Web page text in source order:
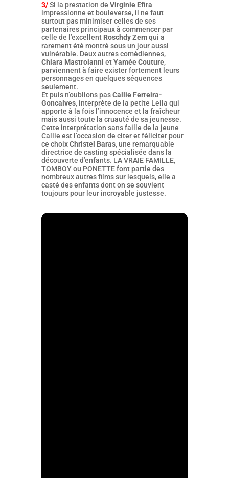
3/Si la prestation de Virginie Efira
impressionne et bouleverse, il ne faut
surtout pas minimiser celles de ses
partenaires principaux à commencer par
celle de l’excellent Roschdy Zemqui a
rarement été montré sous un jour aussi
vulnérable. Deux autres comédiennes,
Chiara Mastroianni etYamée Couture,
parviennent à faire exister fortement leurs
personnages en quelques séquences
seulement.
Et puis n’oublions pasCallie Ferreira-
Goncalves, interprète de la petite Leila qui
apporte à la fois l’innocence et la fraîcheur
mais aussi toute la cruauté de sa jeunesse.
Cette interprétation sans faille de la jeune
Callie est l’occasion de citer et féliciter pour
ce choixChristel Baras, une remarquable
directrice de casting spécialisée dans la
découverte d’enfants. LA VRAIE FAMILLE,
TOMBOY ou PONETTE font partie des
nombreux autres films sur lesquels, elle a
casté des enfants dont on se souvient
toujours pour leur incroyable justesse.